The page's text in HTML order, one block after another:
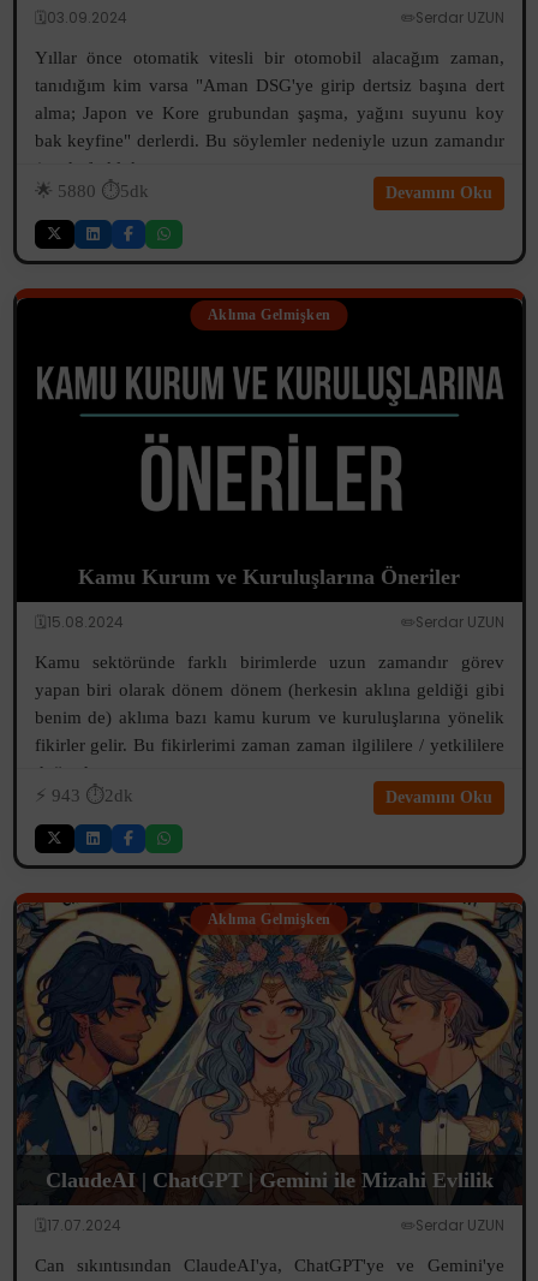
🗓️03.09.2024 ✏️Serdar UZUN
Yıllar önce otomatik vitesli bir otomobil alacağım zaman,
tanıdığım kim varsa "Aman DSG'ye girip dertsiz başına dert
alma; Japon ve Kore grubundan şaşma, yağını suyunu koy
bak keyfine" derlerdi. Bu söylemler nedeniyle uzun zamandır
(arada farklı kaça...
🌟 5880 ⏱️5dk Devamını Oku
Aklıma Gelmişken
Kamu Kurum ve Kuruluşlarına Öneriler
🗓️15.08.2024 ✏️Serdar UZUN
Kamu sektöründe farklı birimlerde uzun zamandır görev
yapan biri olarak dönem dönem (herkesin aklına geldiği gibi
benim de) aklıma bazı kamu kurum ve kuruluşlarına yönelik
fikirler gelir. Bu fikirlerimi zaman zaman ilgililere / yetkililere
doğrudan v...
⚡️ 943 ⏱️2dk Devamını Oku
Aklıma Gelmişken
ClaudeAI | ChatGPT | Gemini ile Mizahi Evlilik
🗓️17.07.2024 ✏️Serdar UZUN
Can sıkıntısından ClaudeAI'ya, ChatGPT'ye ve Gemini'ye